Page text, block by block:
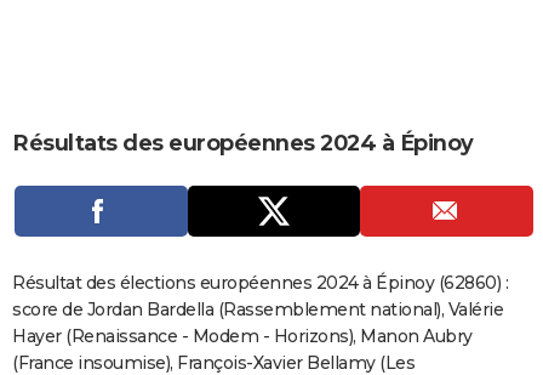
CARTE DE VOEUX
Carte de Noël
Carte Bonne année
Carte Saint-Valentin
Carte Pâques
Carte d'anniversaire
DICTIONNAIRE
Dictionnaire
Biographies
Citations
Expressions
Proverbes
PROGRAMME TV
COPAINS D'AVANT
S'inscrire
Se connecter
Lycées
Collèges
Primaires
Universités
Entreprises
Service militaire
Avis de recherche
AVIS DE DÉCÈS
Résultats des européennes 2024 à Épinoy
Résultat des élections européennes 2024 à Épinoy (62860) :
score de Jordan Bardella (Rassemblement national), Valérie
Hayer (Renaissance - Modem - Horizons), Manon Aubry
(France insoumise), François-Xavier Bellamy (Les